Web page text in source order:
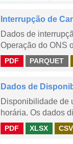
Interrupção de
Dados de
Operação do ONS
PDF PARQUET
Dados de
Disponibilidade de
horária. Os dados
PDF XLSX CSV